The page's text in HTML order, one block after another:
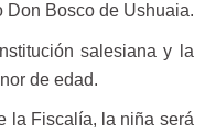
Bosco de Ushuaia.
salesiana y la
de edad.
la Fiscalía, la niña será